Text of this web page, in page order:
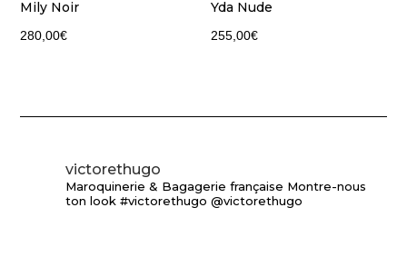
Mily Noir
280,00€
Yda Nude
255,00€
victorethugo
Maroquinerie & Bagagerie française Montre-nous
ton look #victorethugo @victorethugo